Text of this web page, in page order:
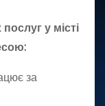
у місті
за